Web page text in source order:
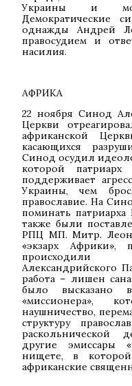
Украины и
Демократические
однажды Андрей
правосудием и
насилия.
АФРИКА
22 ноября Синод
Церкви
африканской
касающихся
Синод осудил
которой
поддерживает
Украины, чем
православие. На
поминать
также были
РПЦ МП. Митр.
«экзарх Африки»,
происходили
Александрийского
работа – лишен
было высказано
«миссионера»,
наушничество,
структуру
раскольнической
другие эмиссары
нищете, в
африканские